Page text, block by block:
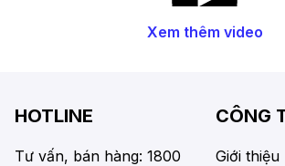
Xem thêm video
HOTLINE
Tư vấn, bán hàng: 1800
CÔNG
Giới thiệu